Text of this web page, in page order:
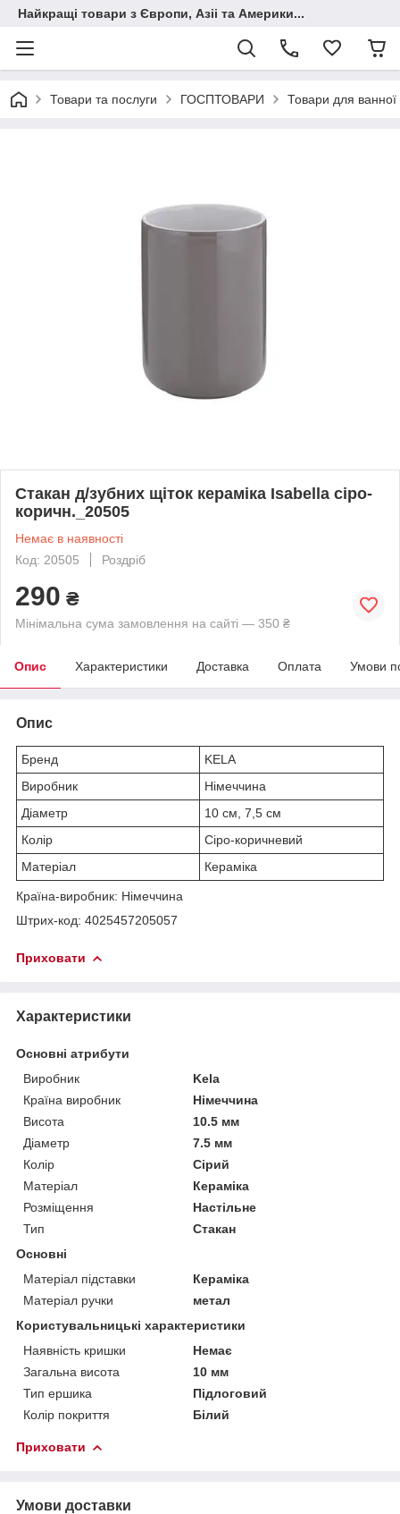
Найкращі товари з Європи, Азіі та Америки...
Товари та послуги ГОСПТОВАРИ Товари для ванної
Стакан д/зубних щіток кераміка Isabella сіро-
коричн._20505
Немає в наявності
Код: 20505
Роздріб
290 ₴
Мінімальна сума замовлення на сайті — 350 ₴
Опис Характеристики Доставка Оплата Умови
Опис
Бренд
KELA
Виробник
Німеччина
Діаметр
10 см, 7,5 см
Колір
Сіро-коричневий
Матеріал
Кераміка
Країна-виробник: Німеччина
Штрих-код: 4025457205057
Приховати
Характеристики
Основні атрибути
Виробник
Kela
Країна виробник
Німеччина
Висота
10.5 мм
Діаметр
7.5 мм
Колір
Сірий
Матеріал
Кераміка
Розміщення
Настільне
Тип
Стакан
Основні
Матеріал підставки
Кераміка
Матеріал ручки
метал
Користувальницькі характеристики
Наявність кришки
Немає
Загальна висота
10 мм
Тип ершика
Підлоговий
Колір покриття
Білий
Приховати
Умови доставки